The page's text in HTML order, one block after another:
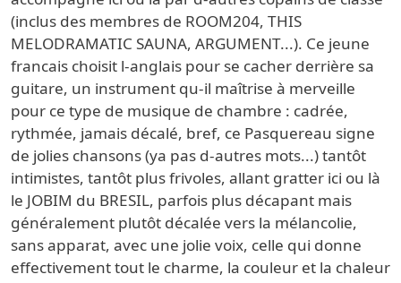
(inclus des membres de ROOM204, THIS
MELODRAMATIC SAUNA, ARGUMENT...). Ce jeune
francais choisit l-anglais pour se cacher derrière sa
guitare, un instrument qu-il maîtrise à merveille
pour ce type de musique de chambre : cadrée,
rythmée, jamais décalé, bref, ce Pasquereau signe
de jolies chansons (ya pas d-autres mots...) tantôt
intimistes, tantôt plus frivoles, allant gratter ici ou là
le JOBIM du BRESIL, parfois plus décapant mais
généralement plutôt décalée vers la mélancolie,
sans apparat, avec une jolie voix, celle qui donne
effectivement tout le charme, la couleur et la chaleur